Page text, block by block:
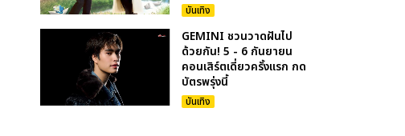
บันเทิง
GEMINI ชวนวาดฝันไป
ด้วยกัน! 5 - 6 กันยายน
คอนเสิร์ตเดี่ยวครั้งแรก กด
บัตรพรุ่งนี้
บันเทิง